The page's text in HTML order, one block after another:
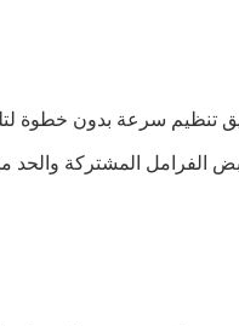
سرعة بدون خطوة
الفرامل المشتركة والحد